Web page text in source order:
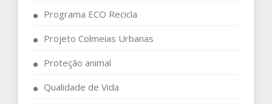
Programa ECO Recicla
Projeto Colmeias Urbanas
Proteção animal
Qualidade de Vida